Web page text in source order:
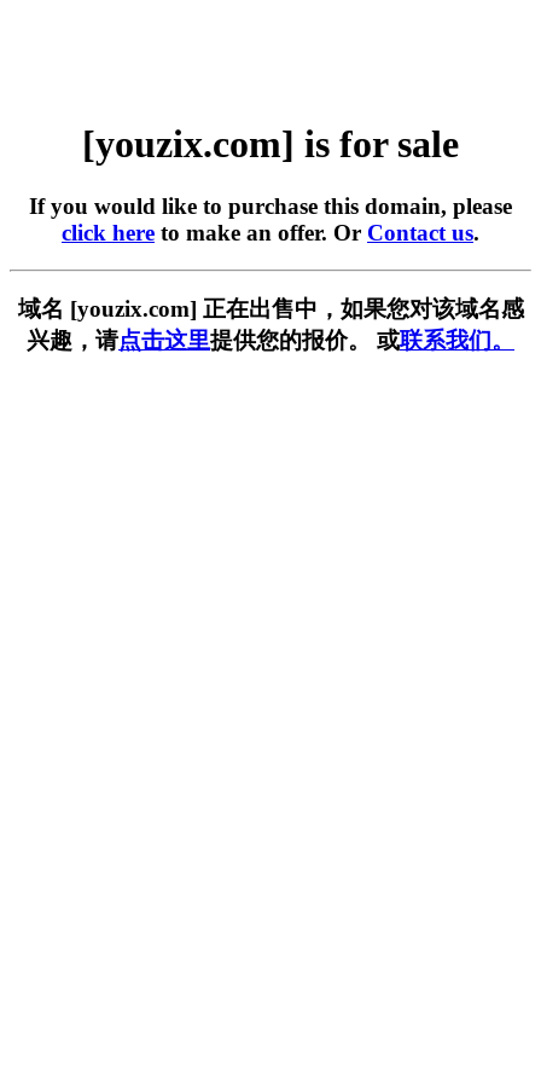
[youzix.com] is for sale
If you would like to purchase this domain, please
click here to make an offer. Or Contact us.
域名 [youzix.com] 正在出售中，如果您对该域名感
兴趣，请点击这里提供您的报价。 或联系我们。